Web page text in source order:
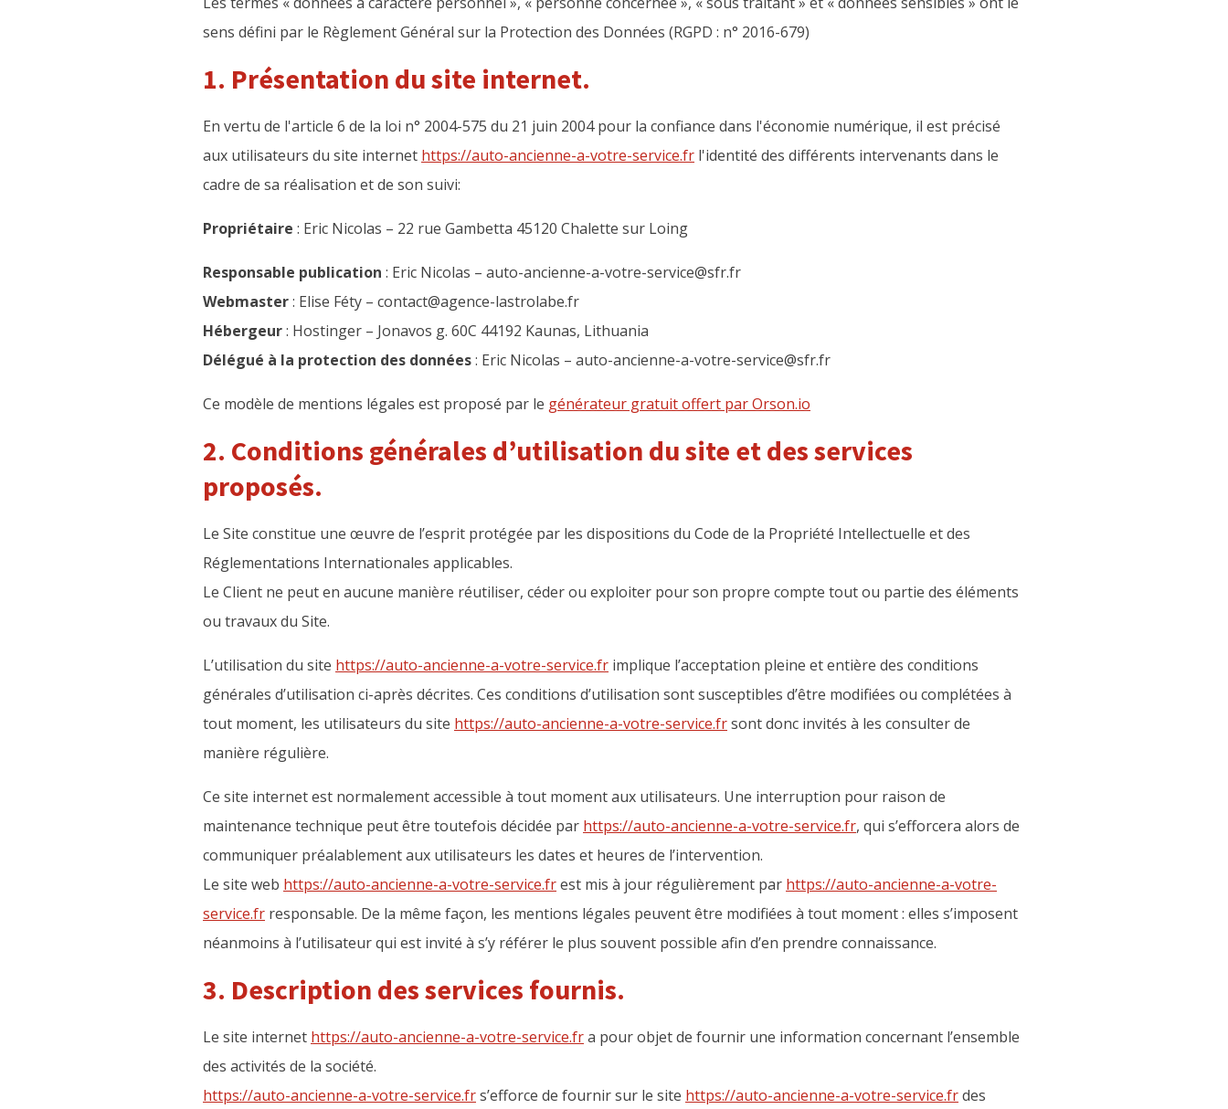
sens défini par le Règlement Général sur la Protection des Données (RGPD : n° 2016-679)
1. Présentation du site internet.
En vertu de l'article 6 de la loi n° 2004-575 du 21 juin 2004 pour la confiance dans l'économie numérique, il est précisé
aux utilisateurs du site internet https://auto-ancienne-a-votre-service.fr l'identité des différents intervenants dans le
cadre de sa réalisation et de son suivi:
Propriétaire : Eric Nicolas – 22 rue Gambetta 45120 Chalette sur Loing
Responsable publication : Eric Nicolas – auto-ancienne-a-votre-service@sfr.fr
Webmaster: Elise Féty – contact@agence-lastrolabe.fr
Hébergeur: Hostinger – Jonavos g. 60C 44192 Kaunas, Lithuania
Délégué à la protection des données: Eric Nicolas – auto-ancienne-a-votre-service@sfr.fr
Ce modèle de mentions légales est proposé par le générateur gratuit offert par Orson.io
2. Conditions générales d’utilisation du site et des services
proposés.
Le Site constitue une œuvre de l’esprit protégée par les dispositions du Code de la Propriété Intellectuelle et des
Réglementations Internationales applicables.
Le Client ne peut en aucune manière réutiliser, céder ou exploiter pour son propre compte tout ou partie des éléments
ou travaux du Site.
L’utilisation du site https://auto-ancienne-a-votre-service.fr implique l’acceptation pleine et entière des conditions
générales d’utilisation ci-après décrites. Ces conditions d’utilisation sont susceptibles d’être modifiées ou complétées à
tout moment, les utilisateurs du site https://auto-ancienne-a-votre-service.frsont donc invités à les consulter de
manière régulière.
Ce site internet est normalement accessible à tout moment aux utilisateurs. Une interruption pour raison de
maintenance technique peut être toutefois décidée par https://auto-ancienne-a-votre-service.fr, qui s’efforcera alors de
communiquer préalablement aux utilisateurs les dates et heures de l’intervention.
Le site web https://auto-ancienne-a-votre-service.frest mis à jour régulièrement par https://auto-ancienne-a-votre-
service.fr responsable. De la même façon, les mentions légales peuvent être modifiées à tout moment : elles s’imposent
néanmoins à l’utilisateur qui est invité à s’y référer le plus souvent possible afin d’en prendre connaissance.
3. Description des services fournis.
Le site internet https://auto-ancienne-a-votre-service.fra pour objet de fournir une information concernant l’ensemble
des activités de la société.
https://auto-ancienne-a-votre-service.frs’efforce de fournir sur le site https://auto-ancienne-a-votre-service.frdes